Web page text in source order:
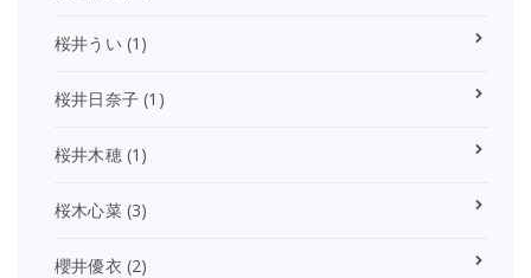
桜井うい (1)
桜井日奈子 (1)
桜井木穂(1)
桜木心菜(3)
櫻井優衣 (2)